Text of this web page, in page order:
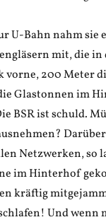
U-Bahn nahm sie
mit, die
200 Meter
Glastonnen im
BSR ist schuld.
Netzwerken, so
im Hinterhof
kräftig
Und wenn